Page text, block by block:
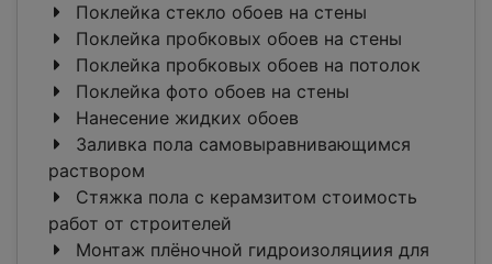
Поклейка стекло обоев на стены
Поклейка пробковых обоев на стены
Поклейка пробковых обоев на потолок
Поклейка фото обоев на стены
Нанесение жидких обоев
Заливка пола самовыравнивающимся
раствором
Стяжка пола с керамзитом стоимость
работ от строителей
Монтаж плёночной гидроизоляциия для